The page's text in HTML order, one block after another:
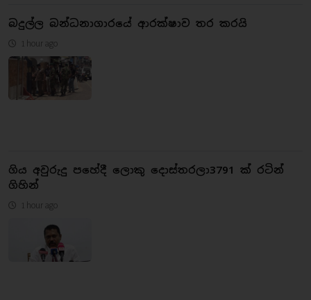
බදුල්ල බන්ධනාගාරයේ ආරක්ෂාව තර කරයි
1 hour ago
ගිය අවුරුදු පහේදී ලොකු දොස්තරලා3791 ක් රටින්
ගිහින්
1 hour ago